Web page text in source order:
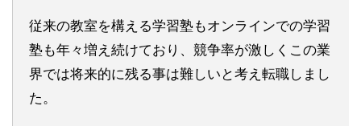
従来の教室を構える学習塾もオンラインでの学習
塾も年々増え続けており、競争率が激しくこの業
界では将来的に残る事は難しいと考え転職しまし
た。